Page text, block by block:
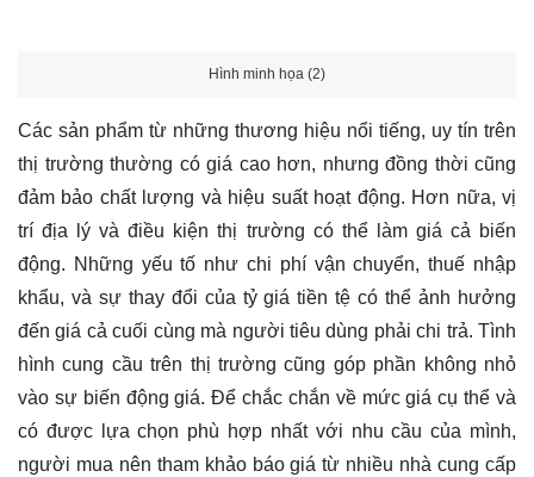
Hình minh họa (2)
Các sản phẩm từ những thương hiệu nổi tiếng, uy tín trên
thị trường thường có giá cao hơn, nhưng đồng thời cũng
đảm bảo chất lượng và hiệu suất hoạt động. Hơn nữa, vị
trí địa lý và điều kiện thị trường có thể làm giá cả biến
động. Những yếu tố như chi phí vận chuyển, thuế nhập
khẩu, và sự thay đổi của tỷ giá tiền tệ có thể ảnh hưởng
đến giá cả cuối cùng mà người tiêu dùng phải chi trả. Tình
hình cung cầu trên thị trường cũng góp phần không nhỏ
vào sự biến động giá. Để chắc chắn về mức giá cụ thể và
có được lựa chọn phù hợp nhất với nhu cầu của mình,
người mua nên tham khảo báo giá từ nhiều nhà cung cấp